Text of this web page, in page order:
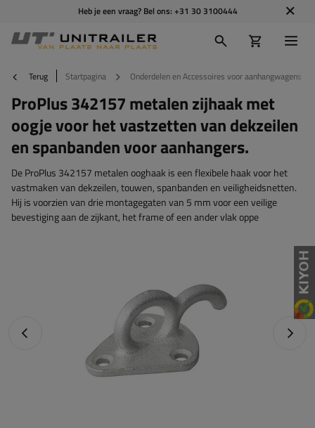
Heb je een vraag? Bel ons: +31 30 3100444
Terug Startpagina Onderdelen en Accessoires voor aanhangwagens
ProPlus 342157 metalen zijhaak met
oogje voor het vastzetten van dekzeilen
en spanbanden voor aanhangers.
De ProPlus 342157 metalen ooghaak is een flexibele haak voor het
vastmaken van dekzeilen, touwen, spanbanden en veiligheidsnetten.
Hij is voorzien van drie montagegaten van 5 mm voor een veilige
bevestiging aan de zijkant, het frame of een ander vlak oppe
Vorige foto